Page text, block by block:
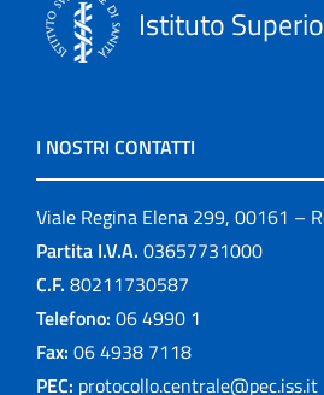
Istituto
I NOSTRI CONTATTI
Viale Regina Elena 299, 00161 –
Partita I.V.A. 03657731000
C.F. 80211730587
Telefono: 06 4990 1
Fax: 06 4938 7118
PEC: protocollo.centrale@pec.iss.it